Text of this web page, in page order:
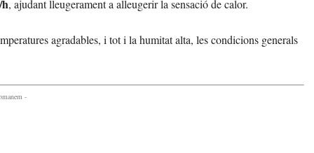
, ajudant lleugerament a alleugerir la sensació de calor.
agradables, i tot i la humitat alta, les condicions generals
-